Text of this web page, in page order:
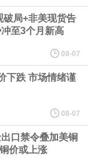
增长趋势，并形成多项
，公司拥有262项专利权
。
兴在网上路演时表示，
破局+非美现货告
至3个月新高
08-07
下跌 市场情绪谨
08-07
口禁令叠加美铜
价或上涨